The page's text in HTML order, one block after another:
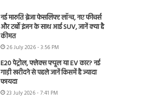
नई मारुति ब्रेजा फेसलिफ्ट लॉन्च, नए फीचर्स
और टर्बो इंजन के साथ आई SUV, जानें क्या है
कीमत
26 July 2026 - 3:56 PM
E20 पेट्रोल, फ्लेक्स फ्यूल या EV कार? नई
गाड़ी खरीदने से पहले जानें किसमें है ज्यादा
फायदा
23 July 2026 - 7:41 PM